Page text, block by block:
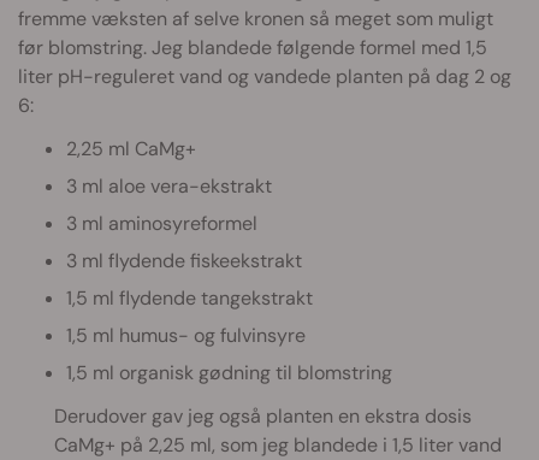
fremme væksten af selve kronen så meget som muligt
før blomstring. Jeg blandede følgende formel med 1,5
liter pH-reguleret vand og vandede planten på dag 2 og
6:
2,25 ml CaMg+
3 ml aloe vera-ekstrakt
3 ml aminosyreformel
3 ml flydende fiskeekstrakt
1,5 ml flydende tangekstrakt
1,5 ml humus- og fulvinsyre
1,5 ml organisk gødning til blomstring
Derudover gav jeg også planten en ekstra dosis
CaMg+ på 2,25 ml, som jeg blandede i 1,5 liter vand